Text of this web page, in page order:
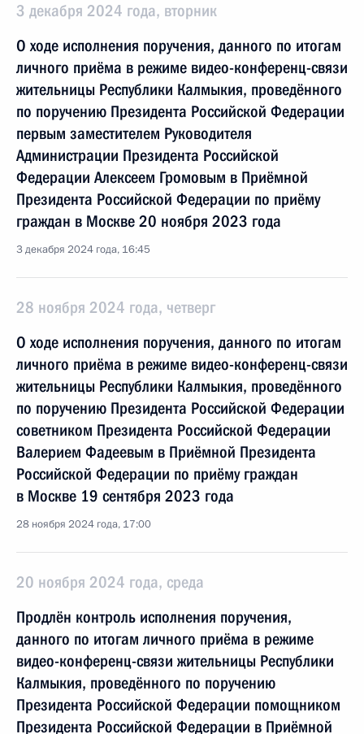
3 декабря 2024 года, вторник
О ходе исполнения поручения, данного по итогам
личного приёма в режиме видео-конференц-связи
жительницы Республики Калмыкия, проведённого
по поручению Президента Российской Федерации
первым заместителем Руководителя
Администрации Президента Российской
Федерации Алексеем Громовым в Приёмной
Президента Российской Федерации по приёму
граждан в Москве 20 ноября 2023 года
3 декабря 2024 года, 16:45
28 ноября 2024 года, четверг
О ходе исполнения поручения, данного по итогам
личного приёма в режиме видео-конференц-связи
жительницы Республики Калмыкия, проведённого
по поручению Президента Российской Федерации
советником Президента Российской Федерации
Валерием Фадеевым в Приёмной Президента
Российской Федерации по приёму граждан
в Москве 19 сентября 2023 года
28 ноября 2024 года, 17:00
20 ноября 2024 года, среда
Продлён контроль исполнения поручения,
данного по итогам личного приёма в режиме
видео-конференц-связи жительницы Республики
Калмыкия, проведённого по поручению
Президента Российской Федерации помощником
Президента Российской Федерации в Приёмной